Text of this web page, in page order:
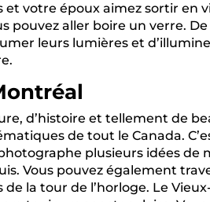
votre époux aimez sortir en
pouvez aller boire un verre.
leurs lumières et
d’histoire et tellement de
de tout le Canada.
plusieurs idées de
Vous pouvez également
la tour de l’horloge. Le